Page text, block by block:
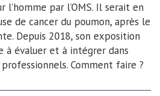
par l’OMS. Il serait en
de cancer du poumon, après le
Depuis 2018, son exposition
à évaluer et à intégrer dans
professionnels. Comment faire ?